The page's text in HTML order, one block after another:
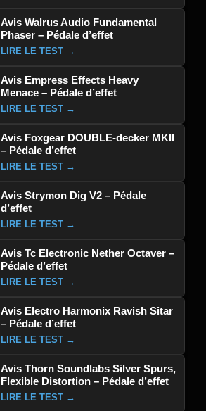
Avis Walrus Audio Fundamental
Phaser – Pédale d’effet
LIRE LE TEST →
Avis Empress Effects Heavy
Menace – Pédale d’effet
LIRE LE TEST →
Avis Foxgear DOUBLE-decker MKII
– Pédale d’effet
LIRE LE TEST →
Avis Strymon Dig V2 – Pédale
d’effet
LIRE LE TEST →
Avis Tc Electronic Nether Octaver –
Pédale d’effet
LIRE LE TEST →
Avis Electro Harmonix Ravish Sitar
– Pédale d’effet
LIRE LE TEST →
Avis Thorn Soundlabs Silver Spurs,
Flexible Distortion – Pédale d’effet
LIRE LE TEST →